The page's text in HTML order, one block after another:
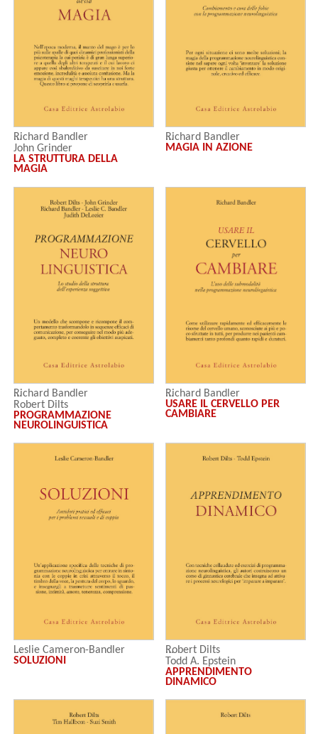
Richard Bandler
John Grinder
LA STRUTTURA DELLA
MAGIA
Richard Bandler
MAGIA IN AZIONE
Richard Bandler
Robert Dilts
John Grinder
Leslie Cameron-Bandler
PROGRAMMAZIONE
NEUROLINGUISTICA
Richard Bandler
USARE IL CERVELLO PER
CAMBIARE
Leslie Cameron-Bandler
SOLUZIONI
Robert Dilts
Todd A. Epstein
APPRENDIMENTO
DINAMICO